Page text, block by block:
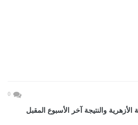
0
الأزهرية والنتيجة آخر الأسبوع المقبل